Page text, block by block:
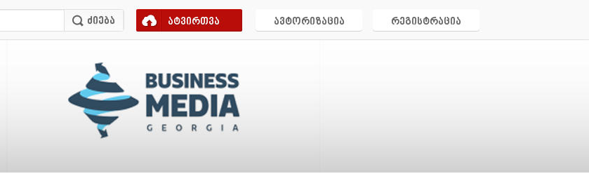
ატვირთვა ავტორიზაცია რეგისტრაცია